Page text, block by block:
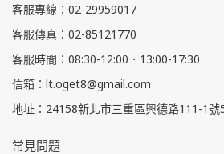
客服專線：02-29959017
客服傳真：02-85121770
客服時間：08:30-12:00．13:00-17:30
信箱：lt.oget8@gmail.com
地址：24158新北市三重區興德路111-1號
常見問題